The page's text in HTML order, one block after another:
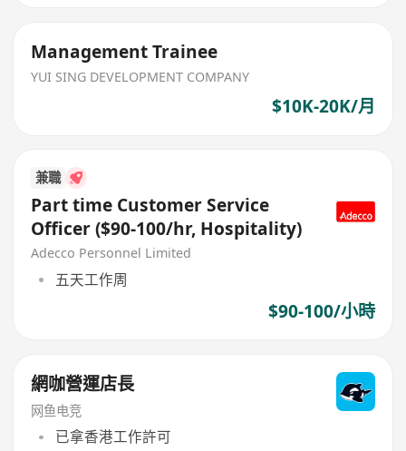
Management Trainee
YUI SING DEVELOPMENT COMPANY
$10K-20K/月
兼職
Part time Customer Service
Officer ($90-100/hr, Hospitality)
Adecco Personnel Limited
五天工作周
$90-100/小時
網咖營運店長
网鱼电竞
已拿香港工作許可